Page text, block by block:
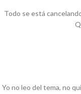
Todo se está
Yo no leo del tema, no